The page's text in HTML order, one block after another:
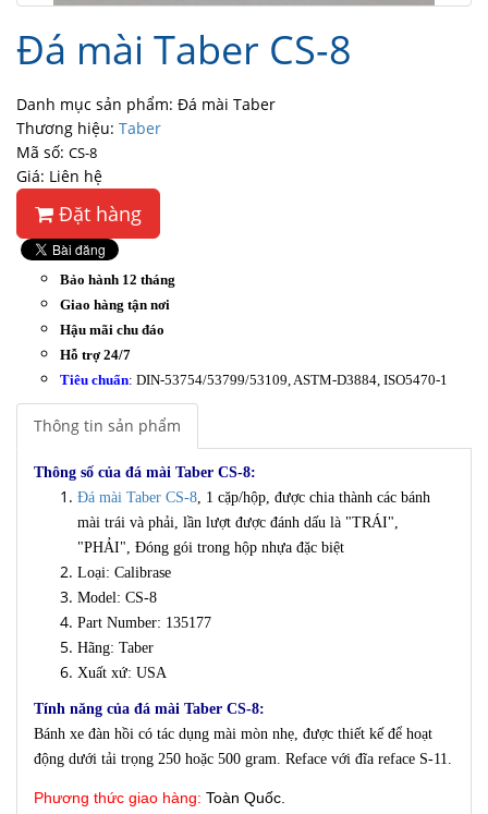
Đá mài Taber CS-8
Danh mục sản phẩm: Đá mài Taber
Thương hiệu: Taber
Mã số: CS-8
Giá: Liên hệ
Đặt hàng
Bảo hành 12 tháng
Giao hàng tận nơi
Hậu mãi chu đáo
Hỗ trợ 24/7
Tiêu chuẩn: DIN-53754/53799/53109, ASTM-D3884, ISO5470-1
Thông tin sản phẩm
Thông số của đá mài Taber CS-8:
Đá mài Taber CS-8, 1 cặp/hộp, được chia thành các bánh
mài trái và phải, lần lượt được đánh dấu là "TRÁI",
"PHẢI", Đóng gói trong hộp nhựa đặc biệt
Loại: Calibrase
Model: CS-8
Part Number: 135177
Hãng: Taber
Xuất xứ: USA
Tính năng của đá mài Taber CS-8:
Bánh xe đàn hồi có tác dụng mài mòn nhẹ, được thiết kế để hoạt
động dưới tải trọng 250 hoặc 500 gram. Reface với đĩa reface S-11.
Phương thức giao hàng: Toàn Quốc.